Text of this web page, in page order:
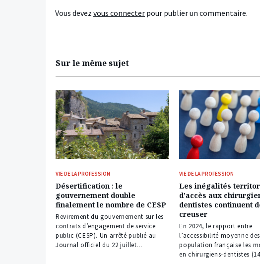
Vous devez vous connecter pour publier un commentaire.
Sur le même sujet
VIE DE LA PROFESSION
Désertification : le
gouvernement double
finalement le nombre de CESP
Revirement du gouvernement sur les
contrats d’engagement de service
public (CESP). Un arrêté publié au
Journal officiel du 22 juillet...
VIE DE LA PROFESSION
Les inégalités
d’accès aux
dentistes continuent
creuser
En 2024, le rapport entre
l’accessibilité moyenne
population française les
en chirurgiens-dentistes